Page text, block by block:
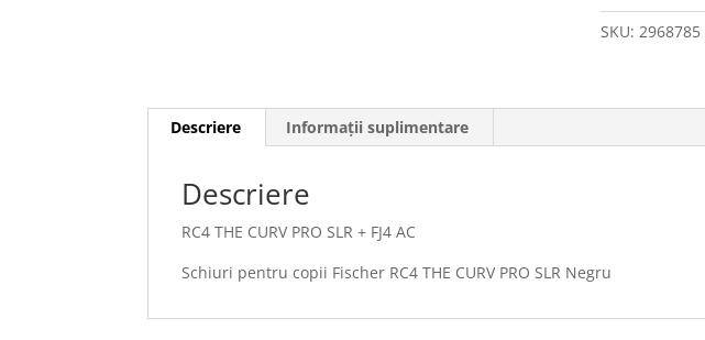
SKU: 2968785
Descriere Informații suplimentare
Descriere
RC4 THE CURV PRO SLR + FJ4 AC
Schiuri pentru copii Fischer RC4 THE CURV PRO SLR Negru